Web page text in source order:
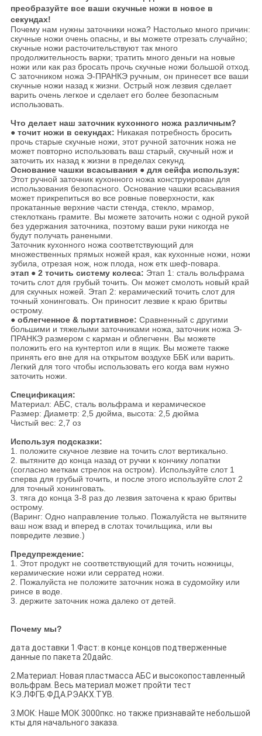
преобразуйте все ваши скучные ножи в новое в
секундах!
Почему нам нужны заточники ножа? Настолько много причин:
скучные ножи очень опасны, и вы можете отрезать случайно;
скучные ножи расточительствуют так много
продолжительность варки; тратить много деньги на новые
ножи или как раз бросать прочь скучные ножи большой отход.
С заточником ножа Э-ПРАНКЭ ручным, он принесет все ваши
скучные ножи назад к жизни. Острый нож лезвия сделает
варить очень легкое и сделает его более безопасным
использовать.
Что делает наш заточник кухонного ножа различным?
● точит ножи в секундах: Никакая потребность бросить
прочь старые скучные ножи, этот ручной заточник ножа не
может повторно использовать ваш старый, скучный нож и
заточить их назад к жизни в пределах секунд.
Основание чашки всасывания● для сейфа используя:
Этот ручной заточник кухонного ножа конструирован для
использования безопасного. Основание чашки всасывания
может прикрепиться во все ровные поверхности, как
прокатанные верхние части стенда, стекло, мрамор,
стеклоткань грамите. Вы можете заточить ножи с одной рукой
без удержания заточника, поэтому ваши руки никогда не
будут получать ранеными.
Заточник кухонного ножа соответствующий для
множественных прямых ножей края, как кухонные ножи, ножи
зубила, отрезая нож, нож плода, нож етк шеф-повара.
этап● 2 точить систему колеса: Этап 1: сталь вольфрама
точить слот для грубый точить. Он может смолоть новый край
для скучных ножей. Этап 2: керамический точить слот для
точный хонинговать. Он приносит лезвие к краю бритвы
острому.
● облегченное & портативное: Сравненный с другими
большими и тяжелыми заточниками ножа, заточник ножа Э-
ПРАНКЭ размером с карман и облегченн. Вы можете
положить его на кунтертоп или в ящик. Вы можете также
принять его вне для на открытом воздухе ББК или варить.
Легкий для того чтобы использовать его когда вам нужно
заточить ножи.
Спецификация:
Материал: АБС, сталь вольфрама и керамическое
Размер: Диаметр: 2,5 дюйма, высота: 2,5 дюйма
Чистый вес: 2,7 оз
Используя подсказки:
1. положите скучное лезвие на точить слот вертикально.
2. вытяните до конца назад от ручки к кончику лопатки
(согласно меткам стрелок на остром). Используйте слот 1
сперва для грубый точить, и после этого используйте слот 2
для точный хонинговать.
3. тяга до конца 3-8 раз до лезвия заточена к краю бритвы
острому.
(Варинг: Одно направление только. Пожалуйста не вытяните
ваш нож взад и вперед в слотах точильщика, или вы
повредите лезвие.)
Предупреждение:
1. Этот продукт не соответствующий для точить ножницы,
керамические ножи или серратед ножи.
2. Пожалуйста не положите заточник ножа в судомойку или
ринсе в воде.
3. держите заточник ножа далеко от детей.
Почему мы?
дата доставки 1.Фаст: в конце концов подтверженные
данные по пакета 20дайс.
2.Материал: Новая пластмасса АБС и высокопоставленный
вольфрам. Весь материал может пройти тест
КЭ.ЛФГБ.ФДА.РЭАКХ.ТУВ.
3.МОК: Наше МОК 3000пкс. но также признавайте небольшой
кты для начального заказа.